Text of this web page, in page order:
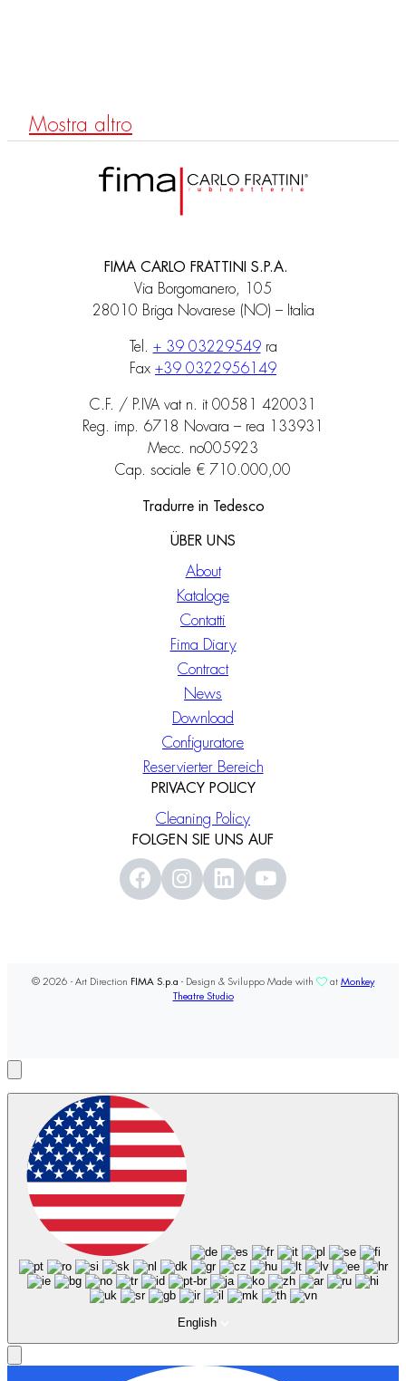
Mostra altro
FIMA CARLO FRATTINI S.P.A.
Via Borgomanero, 105
28010 Briga Novarese (NO) – Italia
Tel. + 39 03229549ra
Fax +39 0322956149
C.F. / P.IVA vat n. it 00581 420031
Reg. imp. 6718 Novara – rea 133931
Mecc. no005923
Cap. sociale € 710.000,00
Tradurre in Tedesco
ÜBER UNS
About
Kataloge
Contatti
Fima Diary
Contract
News
Download
Configuratore
Reservierter Bereich
PRIVACY POLICY
Cleaning Policy
FOLGEN SIE UNS AUF
© 2026 - Art Direction FIMA S.p.a - Design & Sviluppo Made with at Monkey
Theatre Studio
English